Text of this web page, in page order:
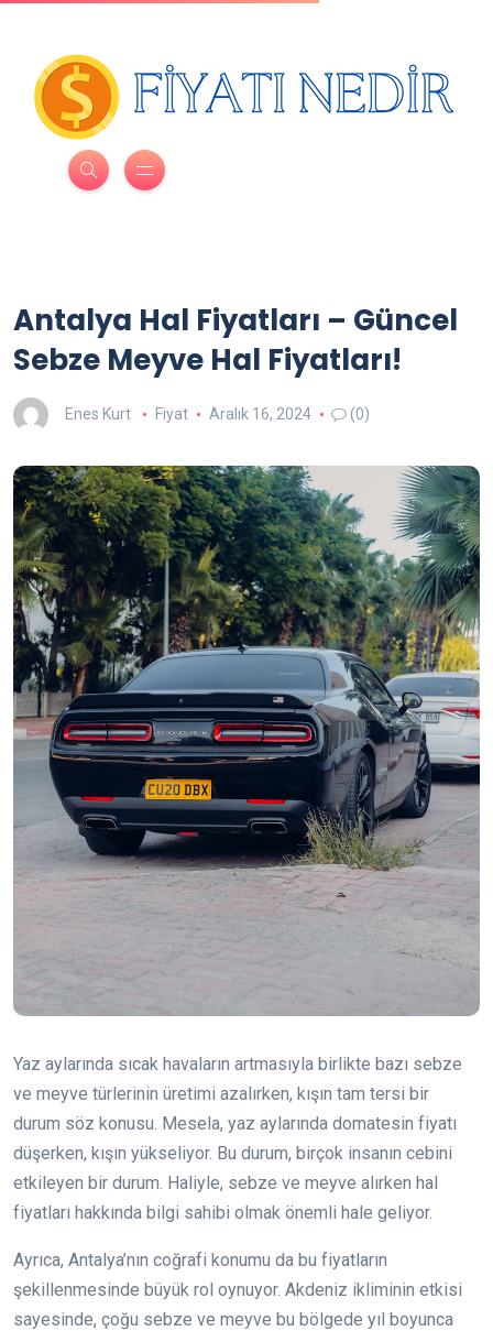
Antalya Hal Fiyatları – Güncel
Sebze Meyve Hal Fiyatları!
Enes Kurt Fiyat Aralık 16, 2024 (0)
Yaz aylarında sıcak havaların artmasıyla birlikte bazı sebze
ve meyve türlerinin üretimi azalırken, kışın tam tersi bir
durum söz konusu. Mesela, yaz aylarında domatesin fiyatı
düşerken, kışın yükseliyor. Bu durum, birçok insanın cebini
etkileyen bir durum. Haliyle, sebze ve meyve alırken hal
fiyatları hakkında bilgi sahibi olmak önemli hale geliyor.
Ayrıca, Antalya’nın coğrafi konumu da bu fiyatların
şekillenmesinde büyük rol oynuyor. Akdeniz ikliminin etkisi
sayesinde, çoğu sebze ve meyve bu bölgede yıl boyunca